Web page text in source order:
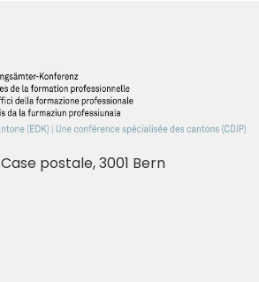
Case postale, 3001 Bern